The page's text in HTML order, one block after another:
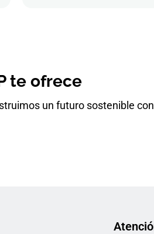
te ofrece
un futuro sostenible